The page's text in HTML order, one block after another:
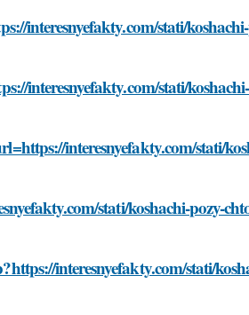
interesnyefakty.com/stati/
interesnyefakty.com/stati/
interesnyefakty.com/stati/
stati/koshachi-pozy-
interesnyefakty.com/stati/